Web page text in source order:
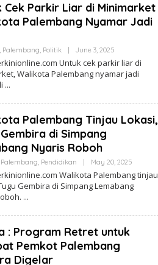
I
A
R
Cek Parkir Liar di Minimarket
Palembang Nyamar Jadi
, Palembang, Politik June 3, 2025
Y
R
E
K
I
R
Untuk cek parkir liar di
Walikota Palembang nyamar jadi
Palembang Tinjau Lokasi,
di Simpang
Nyaris Roboh
Palembang, Pendidikan May 20, 2025
R
E
K
Walikota Palembang tinjau
Gembira di Simpang Lemabang
: Program Retret untuk
Pemkot Palembang
Digelar